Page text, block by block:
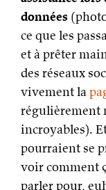
données
ce que les
et à prêter
des réseaux
vivement la
régulièrement
incroyables).
pourraient se
voir comment
parler pour,